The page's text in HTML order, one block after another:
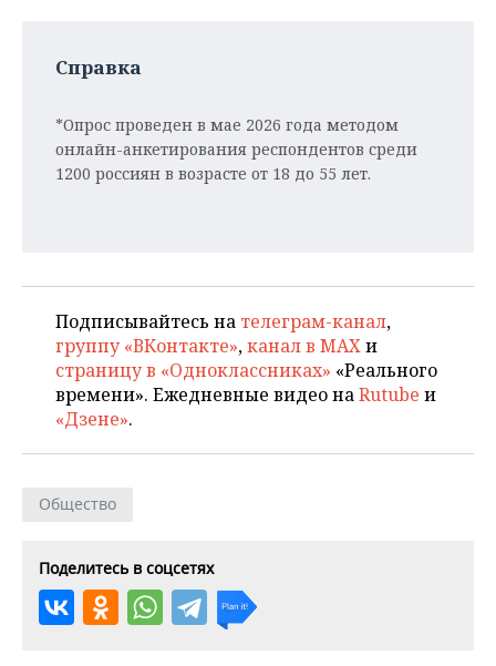
Справка
*Опрос проведен в мае 2026 года методом
онлайн-анкетирования респондентов среди
1200 россиян в возрасте от 18 до 55 лет.
Подписывайтесь на телеграм-канал,
группу «ВКонтакте»,канал в MAXи
страницу в «Одноклассниках» «Реального
времени». Ежедневные видео наRutube и
«Дзене».
Общество
Поделитесь в соцсетях